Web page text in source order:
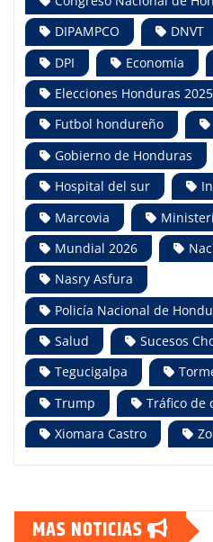
DIPAMPCO
DNVT
DPI
Economía
Elecciones Honduras 2025
Futbol hondureño
Gobierno de Honduras
Hospital del sur
Marcovia
Mundial 2026
Nasry Asfura
Policía Nacional de
Salud
Sucesos
Tegucigalpa
Trump
Tráfico de
Xiomara Castro
MAS NOTICIAS